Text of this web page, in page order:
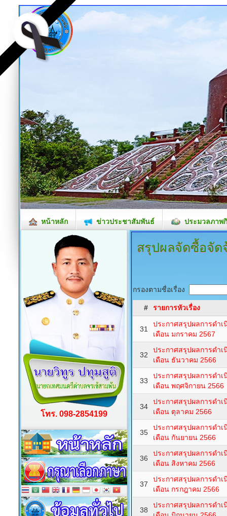
หน้าหลัก ข่าวประชาสัมพันธ์ ประมวลภาพ
สรุปผลจัดซื้อจัด
กรองตามชื่อเรื่อง
# รายการหัวเรื่อง
31
ประกาศสรุปผลการดำ
เดือน มกราคม 2567
32
ประกาศสรุปผลการดำ
เดือน ธันวาคม 2566
33
ประกาศสรุปผลการดำ
เดือน พฤศจิกายน 2566
34
ประกาศสรุปผลการดำ
เดือน ตุลาคม 2566
35
ประกาศสรุปผลการดำ
เดือน กันยายน 2566
36
ประกาศสรุปผลการดำ
เดือน สิงหาคม 2566
37
ประกาศสรุปผลการดำ
เดือน กรกฎาคม 2566
38
ประกาศสรุปผลการดำ
โทร. 098-2854199